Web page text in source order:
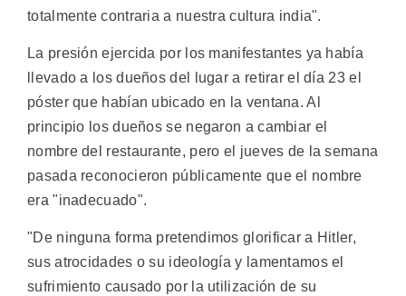
totalmente contraria a nuestra cultura india".
La presión ejercida por los manifestantes ya había
llevado a los dueños del lugar a retirar el día 23 el
póster que habían ubicado en la ventana. Al
principio los dueños se negaron a cambiar el
nombre del restaurante, pero el jueves de la semana
pasada reconocieron públicamente que el nombre
era "inadecuado".
"De ninguna forma pretendimos glorificar a Hitler,
sus atrocidades o su ideología y lamentamos el
sufrimiento causado por la utilización de su